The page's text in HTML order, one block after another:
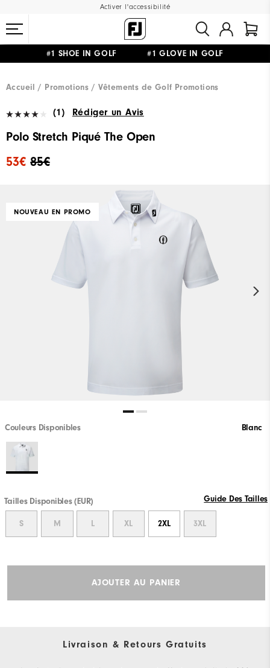
Activer l'accessibilité
#1 SHOE IN GOLF #1 GLOVE IN GOLF
Accueil
Promotions Vêtements de Golf Promotions
(1) Rédiger un Avis
Polo Stretch Piqué The Open
85€
53€
NOUVEAU EN PROMO
Couleurs Disponibles Blanc
Tailles Disponibles (EUR) Guide Des Tailles
S M L XL 2XL 3XL
AJOUTER AU PANIER
Livraison & Retours Gratuits